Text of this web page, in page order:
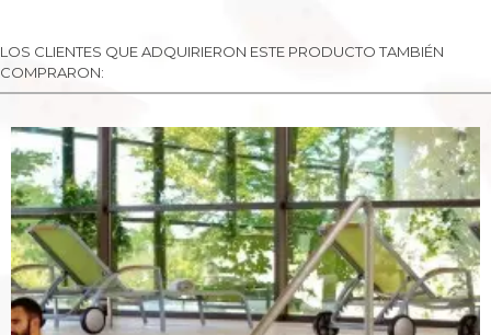
LOS CLIENTES QUE ADQUIRIERON ESTE PRODUCTO TAMBIÉN
COMPRARON: